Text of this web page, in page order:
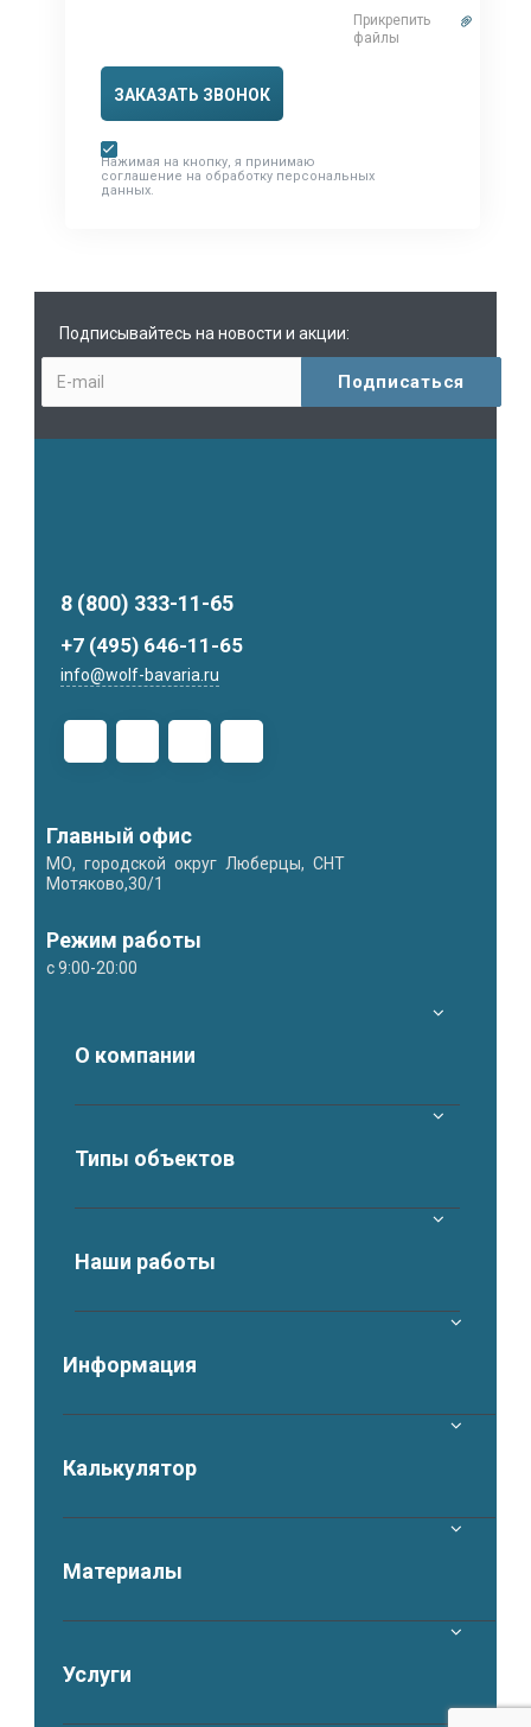
Прикрепить
файлы
ЗАКАЗАТЬ ЗВОНОК
Нажимая на кнопку, я принимаю
соглашение на обработку персональных
данных.
Подписывайтесь на новости и акции:
8 (800) 333-11-65
+7 (495) 646-11-65
info@wolf-bavaria.ru
Главный офис
МО, городской округ Люберцы, СНТ
Мотяково,30/1
Режим работы
с 9:00-20:00
О компании
Типы объектов
Наши работы
Информация
Калькулятор
Материалы
Услуги